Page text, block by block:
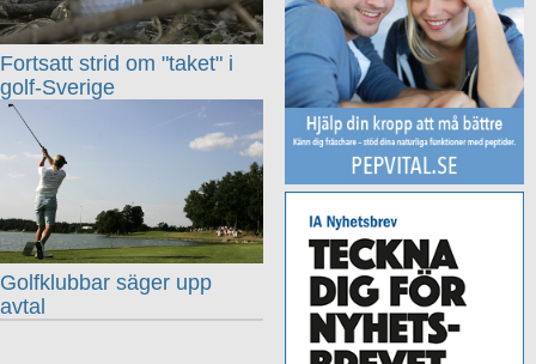
Fortsatt strid om "taket" i
golf-Sverige
Golfklubbar säger upp
avtal